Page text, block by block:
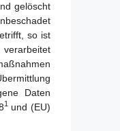
gelöscht
so ist
Daten
1und (EU)